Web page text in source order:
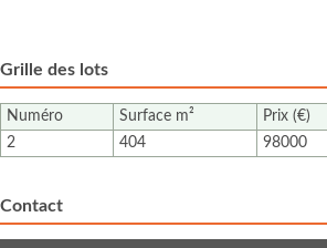
Grille des lots
Numéro Surface m² Prix (€)
2
404 98000
Contact